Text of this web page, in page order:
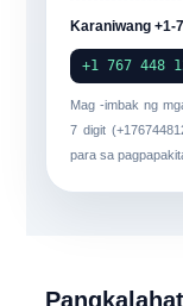
Karaniwang +1-
+1 767 448
Mag -imbak ng
7 digit (
para sa